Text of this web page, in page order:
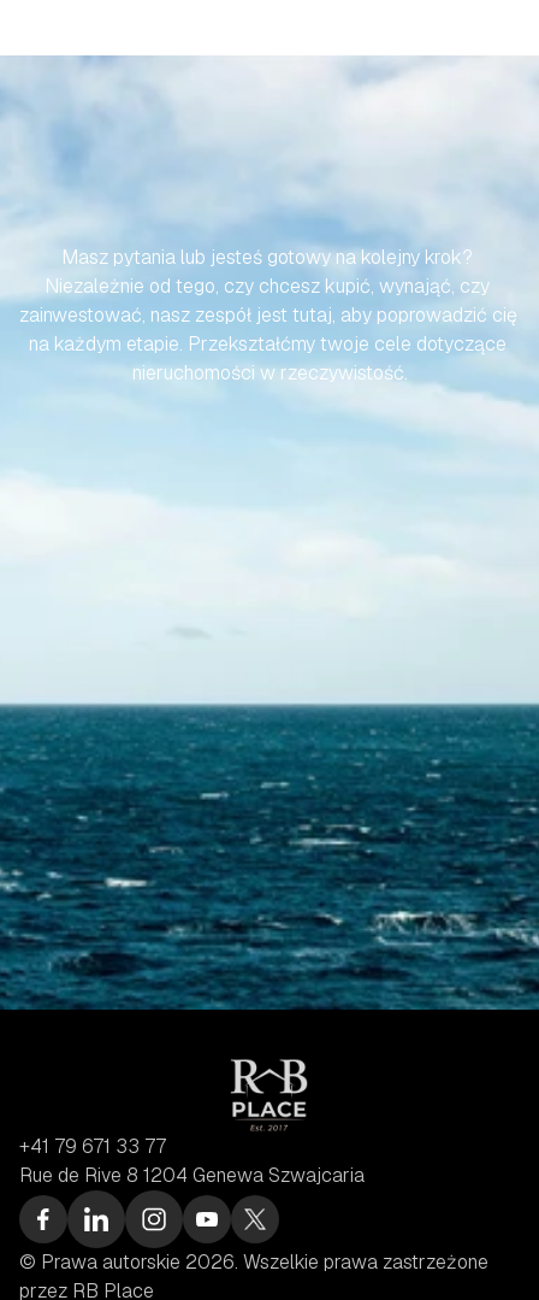
BEZWYSIŁKOWA
Masz pytania lub jesteś gotowy na kolejny krok?
Niezależnie od tego, czy chcesz kupić, wynająć, czy
zainwestować, nasz zespół jest tutaj, aby poprowadzić cię
na każdym etapie. Przekształćmy twoje cele dotyczące
nieruchomości w rzeczywistość.
Skontaktuj się z nami
+41 79 671 33 77
Rue de Rive 8 1204 Genewa Szwajcaria
© Prawa autorskie 2026. Wszelkie prawa zastrzeżone
przez RB Place